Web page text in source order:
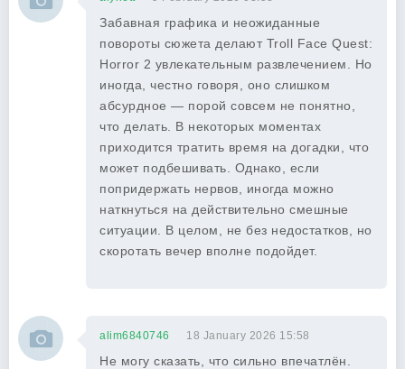
Забавная графика и неожиданные
повороты сюжета делают Troll Face Quest:
Horror 2 увлекательным развлечением. Но
иногда, честно говоря, оно слишком
абсурдное — порой совсем не понятно,
что делать. В некоторых моментах
приходится тратить время на догадки, что
может подбешивать. Однако, если
попридержать нервов, иногда можно
наткнуться на действительно смешные
ситуации. В целом, не без недостатков, но
скоротать вечер вполне подойдет.
alim6840746 18 January 2026 15:58
Не могу сказать, что сильно впечатлён.